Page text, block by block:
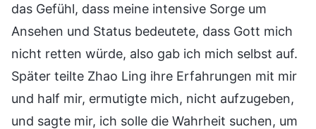
das Gefühl, dass meine intensive Sorge um
Ansehen und Status bedeutete, dass Gott mich
nicht retten würde, also gab ich mich selbst auf.
Später teilte Zhao Ling ihre Erfahrungen mit mir
und half mir, ermutigte mich, nicht aufzugeben,
und sagte mir, ich solle die Wahrheit suchen, um